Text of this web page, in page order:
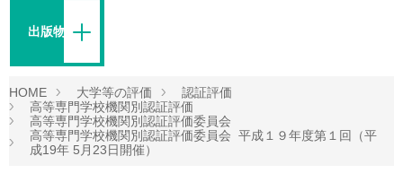
出版物等
HOME 大学等の評価
認証評価
高等専門学校機関別認証評価
高等専門学校機関別認証評価委員会
高等専門学校機関別認証評価委員会 平成１９年度第１回（平
成19年 5月23日開催）